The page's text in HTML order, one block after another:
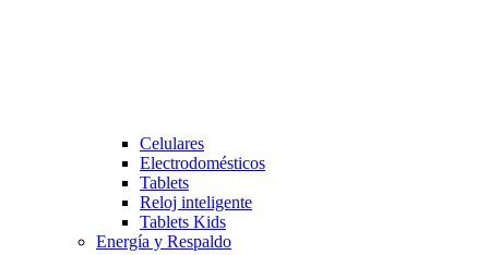
Celulares
Electrodomésticos
Tablets
Reloj inteligente
Tablets Kids
Energía y Respaldo